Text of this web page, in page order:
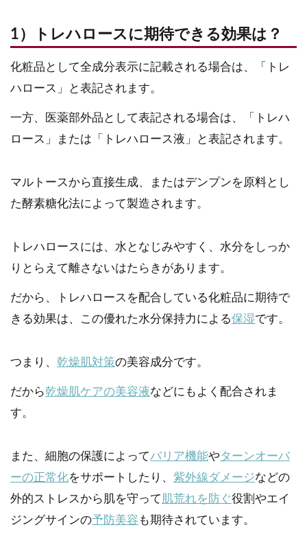
1）トレハロースに期待できる効果は？
化粧品として全成分表示に記載される場合は、「トレ
ハロース」と表記されます。
一方、医薬部外品として表記される場合は、「トレハ
ロース」または「トレハロース液」と表記されます。
マルトースから直接生成、またはデンプンを原料とし
た酵素糖化法によって製造されます。
トレハロースには、水となじみやすく、水分をしっか
りとらえて離さないはたらきがあります。
だから、トレハロースを配合している化粧品に期待で
きる効果は、この優れた水分保持力による保湿です。
つまり、 乾燥肌対策の美容成分です。
だから乾燥肌ケアの美容液などにもよく配合されま
す。
また、細胞の保護によってバリア機能やターンオーバ
ーの正常化をサポートしたり、 紫外線ダメージなどの
外的ストレスから肌を守って 肌荒れを防ぐ役割やエイ
ジングサインの予防美容 も期待されています。